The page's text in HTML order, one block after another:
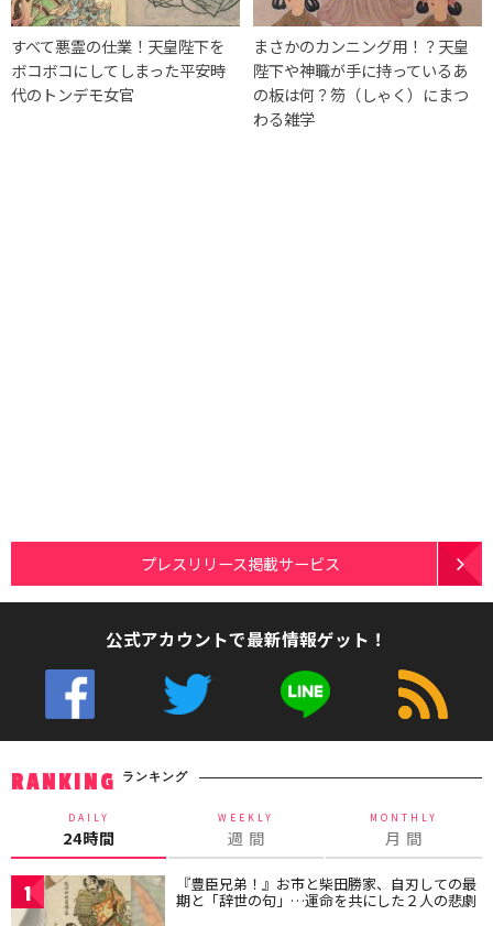
すべて悪霊の仕業！天皇陛下を
ボコボコにしてしまった平安時
代のトンデモ女官
まさかのカンニング用！？天皇
陛下や神職が手に持っているあ
の板は何？笏（しゃく）にまつ
わる雑学
プレスリリース掲載サービス
公式アカウントで最新情報ゲット！
RANKING ランキング
DAILY
24時間
WEEKLY
週 間
MONTHLY
月 間
1 『豊臣兄弟！』お市と柴田勝家、自刃しての最
期と「辞世の句」…運命を共にした２人の悲劇